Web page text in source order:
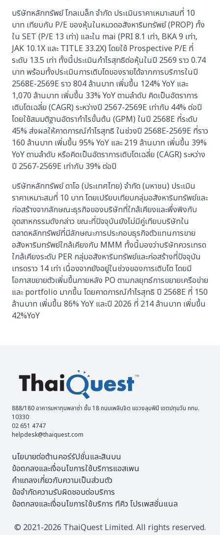
บริษัทหลักทรัพย์ โกลเบล็ก จำกัด ประเมินราคาเหมาะสมที่ 10
บาท เทียบกับ P/E ของหุ้นในหมวดอสังหาริมทรัพย์ (PROP) ทั้ง
ใน SET (P/E 13 เท่า) และใน mai (PRI 8.1 เท่า, BKA 9 เท่า,
JAK 10.1X และ TITLE 33.2X) โดยใช้ Prospective P/E ที่
ระดับ 13.5 เท่า ทั้งนี้ประเมินกำไรสุทธิต่อหุ้นในปี 2569 ราว 0.74
บาท พร้อมทั้งประเมินการเติบโตของรายได้จากการบริการในปี
2568E-2569E ราว 804 ล้านบาท เพิ่มขึ้น 124% YoY และ
1,070 ล้านบาท เพิ่มขึ้น 33% YoY ตามลำดับ คิดเป็นอัตราการ
เติบโตเฉลี่ย (CAGR) ระหว่างปี 2567-2569E เท่ากับ 44% ต่อปี
โดยใช้สมมติฐานอัตรากำไรขั้นต้น (GPM) ในปี 2568E ที่ระดับ
45% ส่งผลให้คาดการณ์กำไรสุทธิ ในช่วงปี 2568E-2569E ที่ราว
160 ล้านบาท เพิ่มขึ้น 95% YoY และ 219 ล้านบาท เพิ่มขึ้น 39%
YoY ตามลำดับ หรือคิดเป็นอัตราการเติบโตเฉลี่ย (CAGR) ระหว่าง
ปี 2567-2569E เท่ากับ 39% ต่อปี
บริษัทหลักทรัพย์ ดาโอ (ประเทศไทย) จำกัด (มหาชน) ประเมิน
ราคาเหมาะสมที่ 10 บาท โดยเปรียบเทียบกลุ่มอสังหาริมทรัพย์และ
ก่อสร้างจากลักษณะธุรกิจของบริษัทที่ใกล้เคียงและพึ่งพิงกับ
อุตสาหกรรมดังกล่าว ขณะที่ปัจจุบันยังไม่มีคู่เทียบบริษัทใน
ตลาดหลักทรัพย์ที่มีลักษณะการประกอบธุรกิจตัวแทนการขาย
อสังหาริมทรัพย์ใกล้เคียงกับ MMM ทั้งนี้มองว่าบริษัทควรเทรด
ใกล้เคียงระดับ PER กลุ่มอสังหาริมทรัพย์และก่อสร้างที่ปัจจุบัน
เทรดราว 14 เท่า เนื่องจากยังอยู่ในช่วงของการเติบโต โดยมี
โอกาสขยายตัวเพิ่มขึ้นภายหลัง PO ตามกลยุทธ์การขยายเครือข่าย
และ portfolio มากขึ้น โดยคาดการณ์กำไรสุทธิ ปี 2568E ที่ 150
ล้านบาท เพิ่มขึ้น 86% YoY และปี 2026 ที่ 214 ล้านบาท เพิ่มขึ้น
42%YoY
888/180 อาคารมหาทุนพลาซ่า ชั้น 18 ถนนเพลินจิต แขวงลุมพินี เขตปทุมวัน กทม.
10330
02 651 4747
helpdesk@thaiquest.com
นโยบายต่อต้านคอร์รัปชั่นและสินบน
ข้อตกลงและเงื่อนไขการใช้บริการแอสเพน
คำแถลงเกี่ยวกับความเป็นส่วนตัว
ข้อจำกัดความรับผิดชอบต่อบริการ
ข้อตกลงและเงื่อนไขการใช้บริการ ทีคิว โปรเพสชั่นแนล
© 2021-2026 ThaiQuest Limited. All rights reserved.